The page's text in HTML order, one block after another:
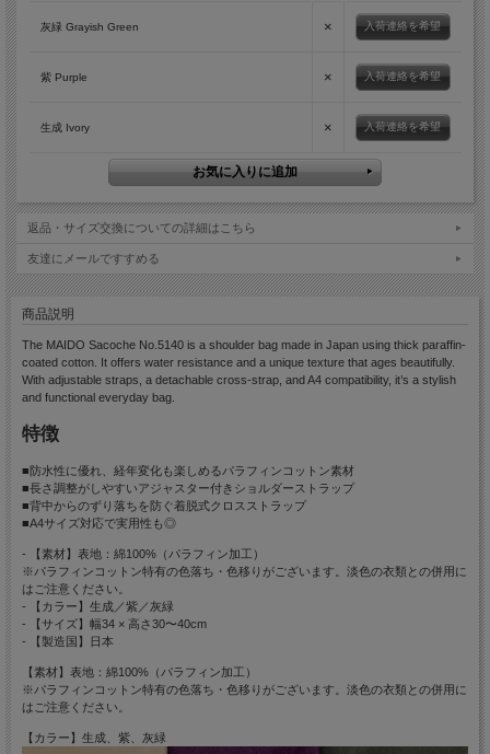
灰緑 Grayish Green × 入荷連絡を希望
紫 Purple × 入荷連絡を希望
生成 Ivory × 入荷連絡を希望
返品・サイズ交換についての詳細はこちら
友達にメールですすめる
商品説明
The MAIDO Sacoche No.5140 is a shoulder bag made in Japan using thick paraffin-
coated cotton. It offers water resistance and a unique texture that ages beautifully.
With adjustable straps, a detachable cross-strap, and A4 compatibility, it’s a stylish
and functional everyday bag.
特徴
■防水性に優れ、経年変化も楽しめるパラフィンコットン素材
■長さ調整がしやすいアジャスター付きショルダーストラップ
■背中からのずり落ちを防ぐ着脱式クロスストラップ
■A4サイズ対応で実用性も◎
- 【素材】表地：綿100%（パラフィン加工）
※パラフィンコットン特有の色落ち・色移りがございます。淡色の衣類との併用に
はご注意ください。
- 【カラー】生成／紫／灰緑
- 【サイズ】幅34 × 高さ30〜40cm
- 【製造国】日本
【素材】表地：綿100%（パラフィン加工）
※パラフィンコットン特有の色落ち・色移りがございます。淡色の衣類との併用に
はご注意ください。
【カラー】生成、紫、灰緑